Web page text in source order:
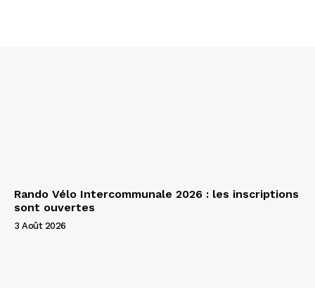
Rando Vélo Intercommunale 2026 : les inscriptions
sont ouvertes
3 Août 2026